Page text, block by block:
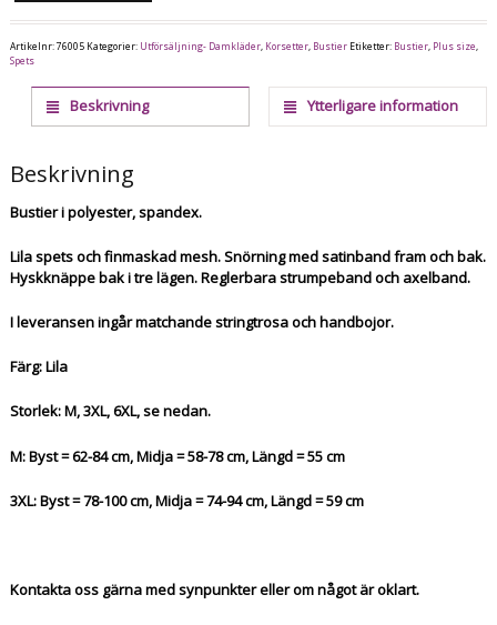
Artikelnr:76005 Kategorier: Utförsäljning- Damkläder, Korsetter, Bustier Etiketter: Bustier, Plus size,
Spets
Beskrivning Ytterligare information
Beskrivning
Bustier i polyester, spandex.
Lila spets och finmaskad mesh. Snörning med satinband fram och bak.
Hyskknäppe bak i tre lägen. Reglerbara strumpeband och axelband.
I leveransen ingår matchande stringtrosa och handbojor.
Färg: Lila
Storlek: M, 3XL, 6XL, se nedan.
M: Byst = 62-84 cm, Midja = 58-78 cm, Längd = 55 cm
3XL: Byst = 78-100 cm, Midja = 74-94 cm, Längd = 59 cm
Kontakta oss gärna med synpunkter eller om något är oklart.